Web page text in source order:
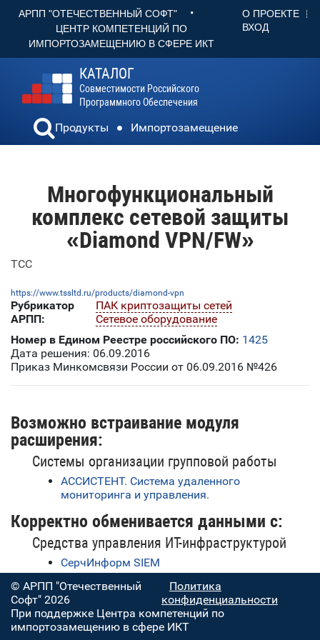
АРПП "ОТЕЧЕСТВЕННЫЙ СОФТ" •
ЦЕНТР КОМПЕТЕНЦИЙ ПО
ИМПОРТОЗАМЕЩЕНИЮ В СФЕРЕ ИКТ
О ПРОЕКТЕ
ВХОД
КАТАЛОГ
Совместимости Российского
Программного Обеспечения
Продукты Импортозамещение
Многофункциональный
комплекс сетевой защиты
«Diamond VPN/FW»
ТСС
https://www.tssltd.ru/products/diamond-vpn
Рубрикатор
АРПП:
ПАК криптозащиты сетей
Сетевое оборудование
Номер в Едином Реестре российского ПО: 1425
Дата решения: 06.09.2016
Приказ Минкомсвязи России от 06.09.2016 №426
Возможно встраивание модуля
расширения:
Системы организации групповой работы
АССИСТЕНТ. Система удаленного
мониторинга и управления.
Корректно обменивается данными с:
Средства управления ИТ-инфраструктурой
СерчИнформ SIEM
© АРПП "Отечественный
Софт" 2026
Политика
конфиденциальности
При поддержке Центра компетенций по
импортозамещению в сфере ИКТ